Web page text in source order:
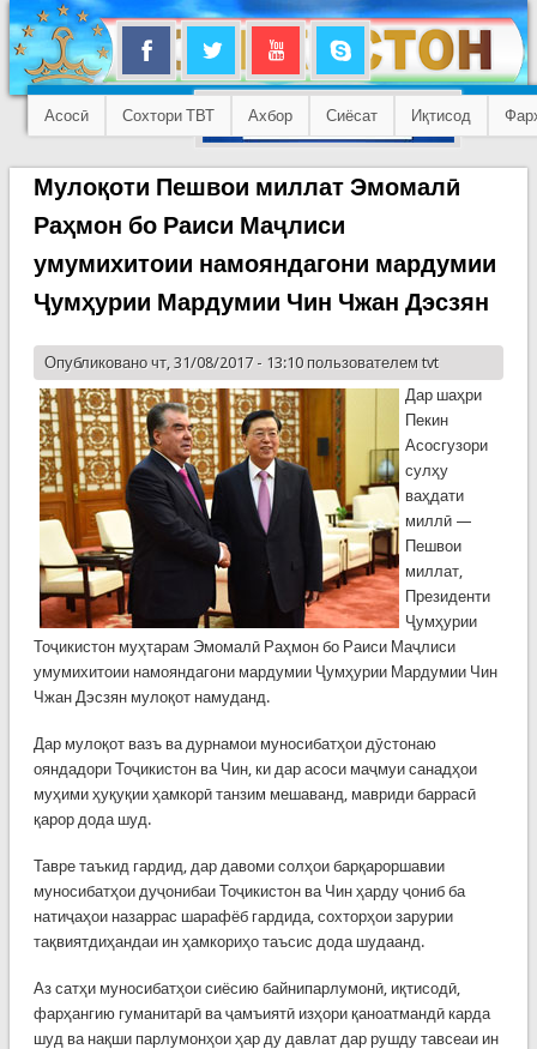
Асосӣ Сохтори ТВТ Ахбор Сиёсат Иқтисод
Мулоқоти Пешвои миллат Эмомалӣ
Раҳмон бо Раиси Маҷлиси
умумихитоии намояндагони мардумии
Ҷумҳурии Мардумии Чин Чжан Дэсзян
Опубликовано чт, 31/08/2017 - 13:10 пользователем tvt
Дар шаҳри
Пекин
Асосгузори
сулҳу
ваҳдати
миллӣ —
Пешвои
миллат,
Президенти
Ҷумҳурии
Тоҷикистон муҳтарам Эмомалӣ Раҳмон бо Раиси Маҷлиси
умумихитоии намояндагони мардумии Ҷумҳурии Мардумии Чин
Чжан Дэсзян мулоқот намуданд.
Дар мулоқот вазъ ва дурнамои муносибатҳои дӯстонаю
ояндадори Тоҷикистон ва Чин, ки дар асоси маҷмуи санадҳои
муҳими ҳуқуқии ҳамкорӣ танзим мешаванд, мавриди баррасӣ
қарор дода шуд.
Тавре таъкид гардид, дар давоми солҳои барқароршавии
муносибатҳои дуҷонибаи Тоҷикистон ва Чин ҳарду ҷониб ба
натиҷаҳои назаррас шарафёб гардида, сохторҳои зарурии
тақвиятдиҳандаи ин ҳамкориҳо таъсис дода шудаанд.
Аз сатҳи муносибатҳои сиёсию байнипарлумонӣ, иқтисодӣ,
фарҳангию гуманитарӣ ва ҷамъиятӣ изҳори қаноатмандӣ карда
шуд ва нақши парлумонҳои ҳар ду давлат дар рушду тавсеаи ин